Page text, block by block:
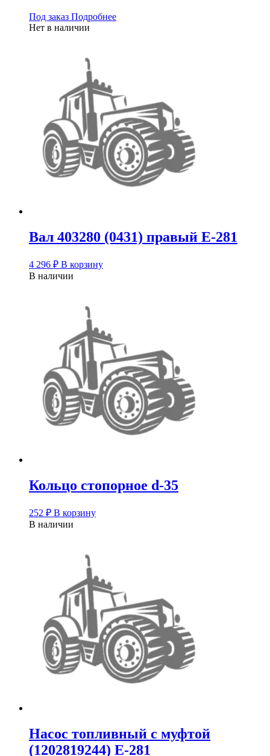
Под заказ Подробнее
Нет в наличии
Вал 403280 (0431) правый Е-281
4 296 ₽ В корзину
В наличии
Кольцо стопорное d-35
252 ₽ В корзину
В наличии
Насос топливный с муфтой
(1202819244) Е-281